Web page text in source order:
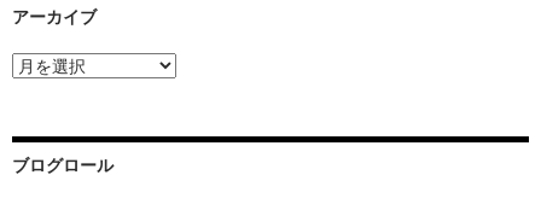
アーカイブ
ア
ー
ブ
ブログロール